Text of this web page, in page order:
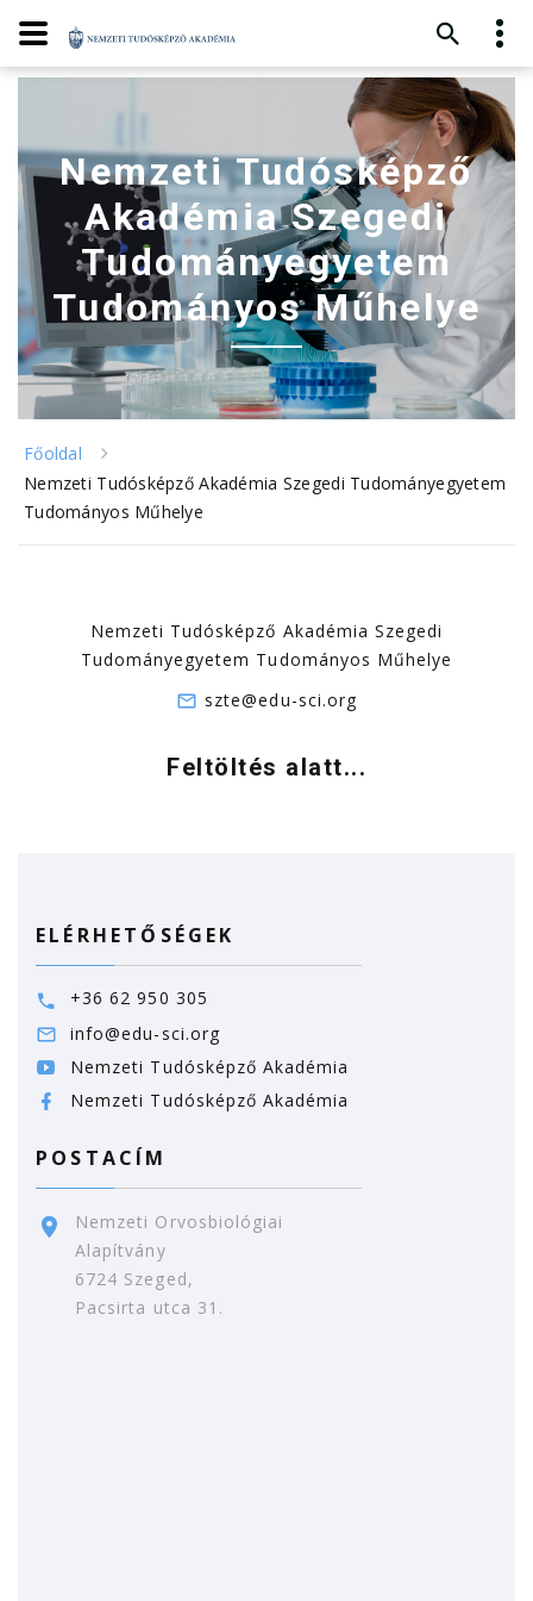
Nemzeti Tudósképző
Akadémia Szegedi
Tudományegyetem
Tudományos Műhelye
Főoldal
Nemzeti Tudósképző Akadémia Szegedi Tudományegyetem
Tudományos Műhelye
Nemzeti Tudósképző Akadémia Szegedi
Tudományegyetem Tudományos Műhelye
szte@edu-sci.org
Feltöltés alatt...
ELÉRHETŐSÉGEK
+36 62 950 305
info@edu-sci.org
Nemzeti Tudósképző Akadémia
Nemzeti Tudósképző Akadémia
POSTACÍM
Nemzeti Orvosbiológiai
Alapítvány
6724 Szeged,
Pacsirta utca 31.